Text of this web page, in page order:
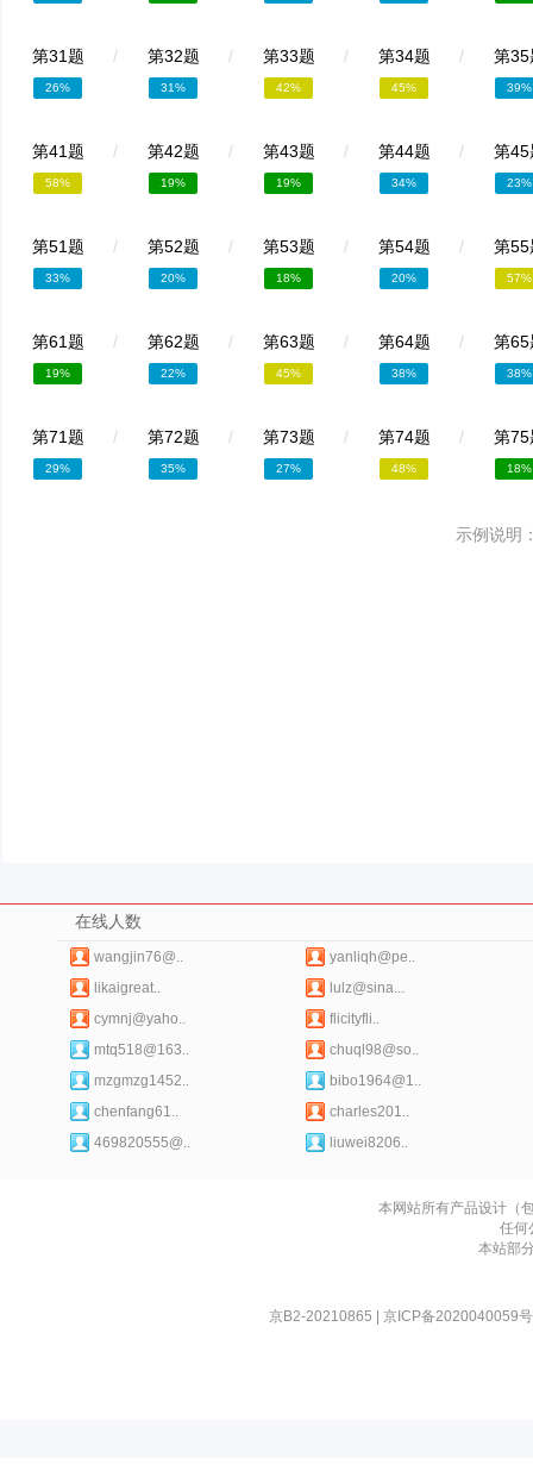
第31题 /
26%
第32题 /
31%
第33题 /
42%
第34题 /
45%
第35
39%
第41题 /
58%
第42题 /
19%
第43题 /
19%
第44题 /
34%
第45
23%
第51题 /
33%
第52题 /
20%
第53题 /
18%
第54题 /
20%
第55
57%
第61题 /
19%
第62题 /
22%
第63题 /
45%
第64题 /
38%
第65
38%
第71题 /
29%
第72题 /
35%
第73题 /
27%
第74题 /
48%
第75
18%
示例说明
在线人数
wangjin76@..
yanliqh@pe..
likaigreat..
lulz@sina...
cymnj@yaho..
flicityfli..
mtq518@163..
chuql98@so..
mzgmzg1452..
bibo1964@1..
chenfang61..
charles201..
469820555@..
liuwei8206..
本网站所有产品设计（
任何
本站部
京B2-20210865 京ICP备2020040059